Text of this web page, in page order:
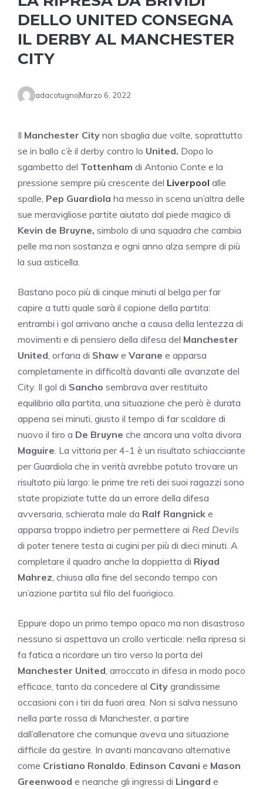
DELLO UNITED CONSEGNA
IL DERBY AL MANCHESTER
CITY
adacotugnoMarzo 6, 2022
Il Manchester City non sbaglia due volte, soprattutto
se in ballo c’è il derby contro lo United. Dopo lo
sgambetto del Tottenham di Antonio Conte e la
pressione sempre più crescente del Liverpool alle
spalle, Pep Guardiola ha messo in scena un’altra delle
sue meravigliose partite aiutato dal piede magico di
Kevin de Bruyne, simbolo di una squadra che cambia
pelle ma non sostanza e ogni anno alza sempre di più
la sua asticella.
Bastano poco più di cinque minuti al belga per far
capire a tutti quale sarà il copione della partita:
entrambi i gol arrivano anche a causa della lentezza di
movimenti e di pensiero della difesa del Manchester
United, orfana di Shaw e Varane e apparsa
completamente in difficoltà davanti alle avanzate del
City. Il gol di Sancho sembrava aver restituito
equilibrio alla partita, una situazione che però è durata
appena sei minuti, giusto il tempo di far scaldare di
nuovo il tiro a De Bruyne che ancora una volta divora
Maguire. La vittoria per 4-1 è un risultato schiacciante
per Guardiola che in verità avrebbe potuto trovare un
risultato più largo: le prime tre reti dei suoi ragazzi sono
state propiziate tutte da un errore della difesa
avversaria, schierata male da Ralf Rangnick e
apparsa troppo indietro per permettere ai Red Devils
di poter tenere testa ai cugini per più di dieci minuti. A
completare il quadro anche la doppietta di Riyad
Mahrez, chiusa alla fine del secondo tempo con
un’azione partita sul filo del fuorigioco.
Eppure dopo un primo tempo opaco ma non disastroso
nessuno si aspettava un crollo verticale: nella ripresa si
fa fatica a ricordare un tiro verso la porta del
Manchester United, arroccato in difesa in modo poco
efficace, tanto da concedere al City grandissime
occasioni con i tiri da fuori area. Non si salva nessuno
nella parte rossa di Manchester, a partire
dall’allenatore che comunque aveva una situazione
difficile da gestire. In avanti mancavano alternative
come Cristiano Ronaldo, Edinson Cavani e Mason
Greenwood e neanche gli ingressi di Lingard e